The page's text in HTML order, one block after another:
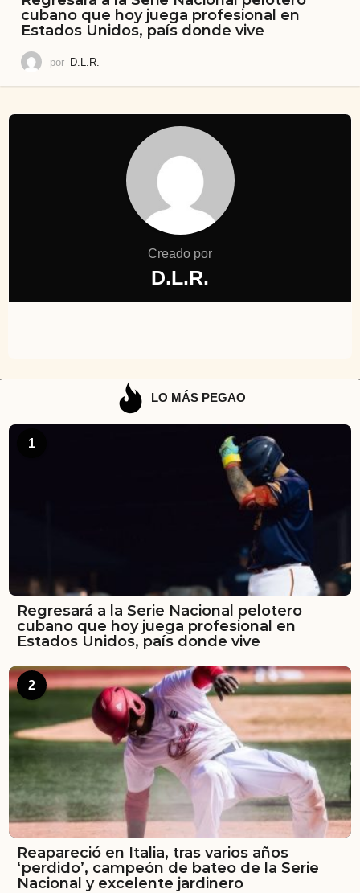
cubano que hoy juega profesional en
Estados Unidos, país donde vive
por D.L.R.
Creado por
D.L.R.
LO MÁS PEGAO
1
Regresará a la Serie Nacional pelotero
cubano que hoy juega profesional en
Estados Unidos, país donde vive
2
Reapareció en Italia, tras varios años
‘perdido’, campeón de bateo de la Serie
Nacional y excelente jardinero